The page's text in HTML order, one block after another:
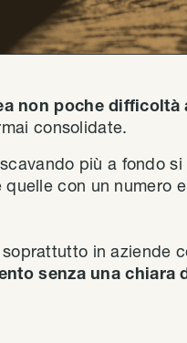
non poche difficoltà
consolidate.
più a fondo si
con un numero
in aziende
senza una chiara